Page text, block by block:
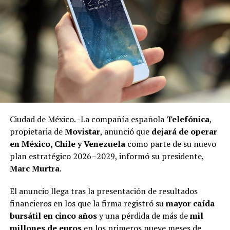
Las investigaciones encontraron que, al igual que otros
líderes sindicales en México, la gestión de Arturo Zayún
está marcada por decisiones financieras con
mecanismos poco transparentes y que le han permitido
adquirir propiedades inmuebles, realizar negocios con
tener.
Además de su función sindical, Zayún González aparece
Ciudad de México. -La compañía española Telefónica,
propietaria deMovistar, anunció que dejará de operar
en México, Chile y Venezuelacomo parte de su nuevo
plan estratégico 2026–2029, informó su presidente,
Marc Murtra.
El anuncio llega tras la presentación de resultados
financieros en los que la firma registró sumayor caída
bursátil en cinco añosy una pérdida de más demil
millones de eurosen los primeros nueve meses de